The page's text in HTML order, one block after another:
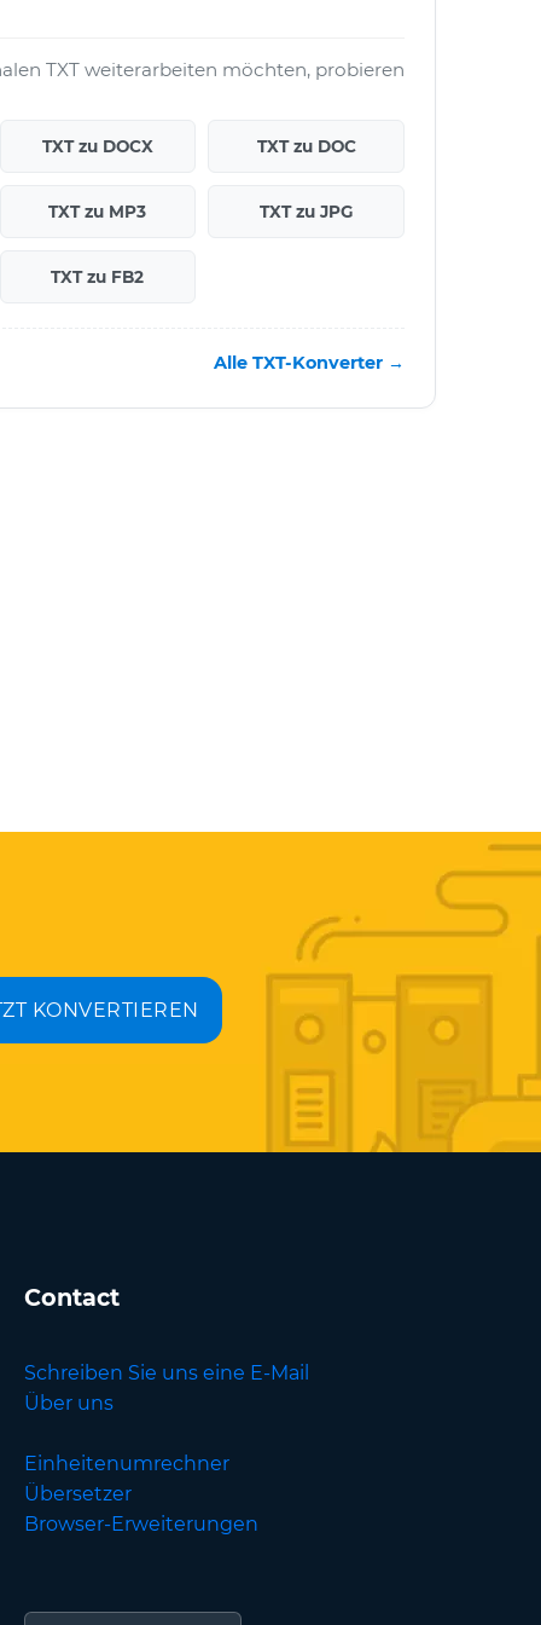
TXT weiterarbeiten möchten, probieren
TXT zu DOCX TXT zu DOC
TXT zu MP3 TXT zu JPG
TXT zu FB2
Alle TXT-Konverter →
KONVERTIEREN
Contact
Schreiben Sie uns eine E-Mail
Über uns
Einheitenumrechner
Übersetzer
Browser-Erweiterungen